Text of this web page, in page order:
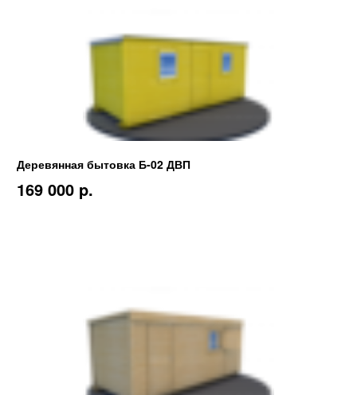
Деревянная бытовка Б-02 ДВП
169 000 p.